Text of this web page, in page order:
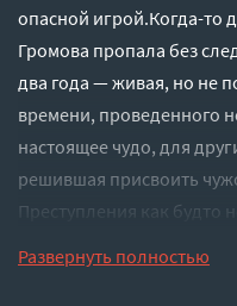
опасной игрой.Когда-то
Громова пропала без
два года — живая, но не
времени, проведенного
настоящее чудо, для
решившая присвоить
Преступления как будто
Развернуть полностью